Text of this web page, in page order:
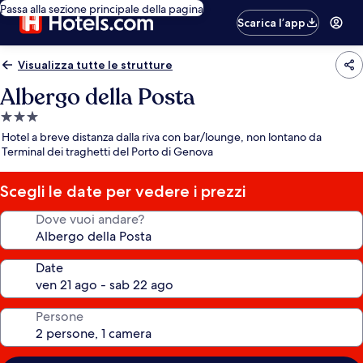
Passa alla sezione principale della pagina
Scarica l’app
Visualizza tutte le strutture
Albergo della Posta
Struttura
a
3.0
stelle
Hotel a breve distanza dalla riva con bar/lounge, non lontano da
Terminal dei traghetti del Porto di Genova
Scegli le date per vedere i prezzi
Dove vuoi andare?
Date
Persone